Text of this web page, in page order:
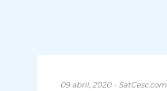
09 abril, 2020 - SatCesc.com